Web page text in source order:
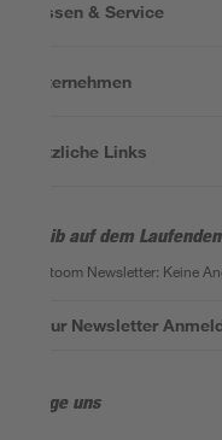
Wissen & Service
Unternehmen
Nützliche Links
Bleib auf dem
Der toom Newsletter: Keine
Zur Newsletter
Folge uns